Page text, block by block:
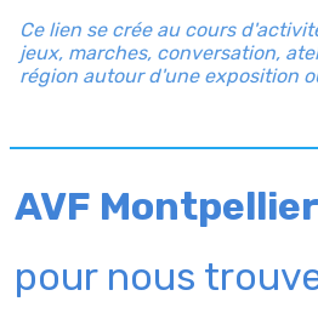
Ce lien se crée au cours
jeux, marches, conversation,
région autour d'une exposition
AVF Montpellier
pour nous